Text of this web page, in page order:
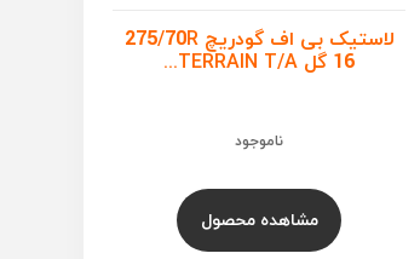
لاستیک بی اف گودریچ 275/70R
16 گل TERRAIN T/A...
ناموجود
مشاهده محصول